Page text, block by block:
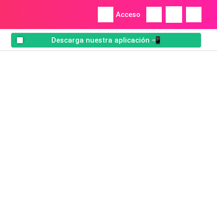
Acceso
Descarga nuestra aplicación 📲